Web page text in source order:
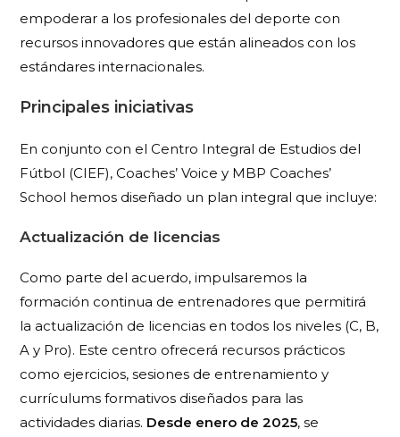
empoderar a los profesionales del deporte con
recursos innovadores que están alineados con los
estándares internacionales.
Principales iniciativas
En conjunto con el Centro Integral de Estudios del
Fútbol (CIEF), Coaches’ Voice y MBP Coaches’
School hemos diseñado un plan integral que incluye:
Actualización de licencias
Como parte del acuerdo, impulsaremos la
formación continua de entrenadores que permitirá
la actualización de licencias en todos los niveles (C, B,
A y Pro). Este centro ofrecerá recursos prácticos
como ejercicios, sesiones de entrenamiento y
currículums formativos diseñados para las
actividades diarias. Desde enero de 2025, se